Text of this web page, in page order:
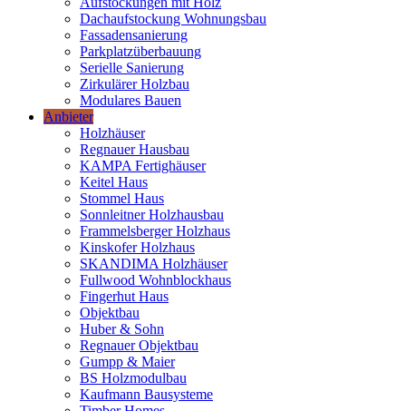
Dachaufstockung Wohnungsbau
Fassadensanierung
Parkplatzüberbauung
Serielle Sanierung
Zirkulärer Holzbau
Modulares Bauen
Anbieter
Holzhäuser
Regnauer Hausbau
KAMPA Fertighäuser
Keitel Haus
Stommel Haus
Sonnleitner Holzhausbau
Frammelsberger Holzhaus
Kinskofer Holzhaus
SKANDIMA Holzhäuser
Fullwood Wohnblockhaus
Fingerhut Haus
Objektbau
Huber & Sohn
Regnauer Objektbau
Gumpp & Maier
BS Holzmodulbau
Kaufmann Bausysteme